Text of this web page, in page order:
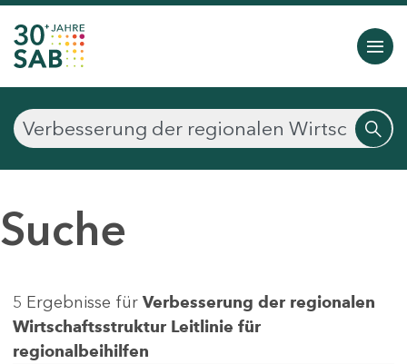
Suche
5 Ergebnisse für Verbesserung der regionalen
Wirtschaftsstruktur Leitlinie für
regionalbeihilfen